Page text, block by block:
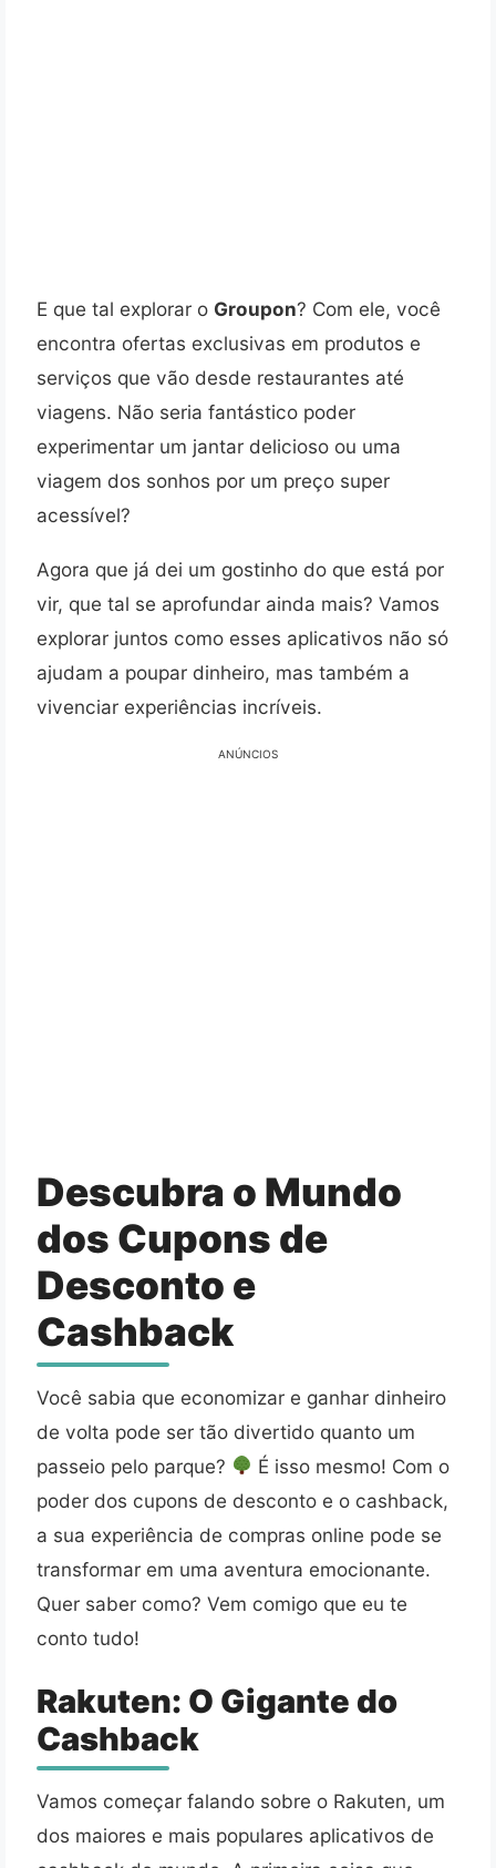
E que tal explorar o Groupon? Com ele, você
encontra ofertas exclusivas em produtos e
serviços que vão desde restaurantes até
viagens. Não seria fantástico poder
experimentar um jantar delicioso ou uma
viagem dos sonhos por um preço super
acessível?
Agora que já dei um gostinho do que está por
vir, que tal se aprofundar ainda mais? Vamos
explorar juntos como esses aplicativos não só
ajudam a poupar dinheiro, mas também a
vivenciar experiências incríveis.
ANÚNCIOS
Descubra o Mundo
dos Cupons de
Desconto e
Cashback
Você sabia que economizar e ganhar dinheiro
de volta pode ser tão divertido quanto um
passeio pelo parque?
É isso mesmo! Com o
poder dos cupons de desconto e o cashback,
a sua experiência de compras online pode se
transformar em uma aventura emocionante.
Quer saber como? Vem comigo que eu te
conto tudo!
Rakuten: O Gigante do
Cashback
Vamos começar falando sobre o Rakuten, um
dos maiores e mais populares aplicativos de